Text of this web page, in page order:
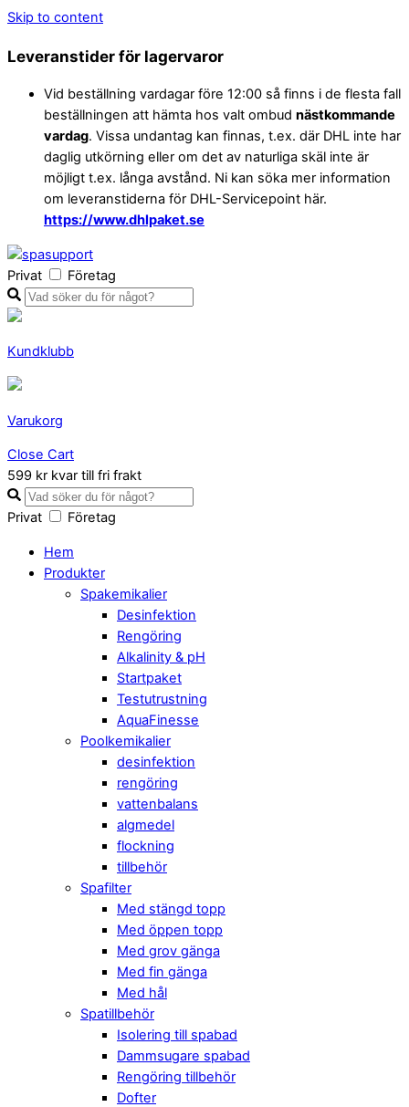
Skip to content
Leveranstider för lagervaror
Vid beställning vardagar före 12:00 så finns i de flesta fall
beställningen att hämta hos valt ombud nästkommande
vardag. Vissa undantag kan finnas, t.ex. där DHL inte har
daglig utkörning eller om det av naturliga skäl inte är
möjligt t.ex. långa avstånd. Ni kan söka mer information
om leveranstiderna för DHL-Servicepoint här.
https://www.dhlpaket.se
Privat Företag
Kundklubb
Varukorg
Close Cart
599 kr kvar till fri frakt
Privat Företag
Hem
Produkter
Spakemikalier
Desinfektion
Rengöring
Alkalinity & pH
Startpaket
Testutrustning
AquaFinesse
Poolkemikalier
desinfektion
rengöring
vattenbalans
algmedel
flockning
tillbehör
Spafilter
Med stängd topp
Med öppen topp
Med grov gänga
Med fin gänga
Med hål
Spatillbehör
Isolering till spabad
Dammsugare spabad
Rengöring tillbehör
Dofter